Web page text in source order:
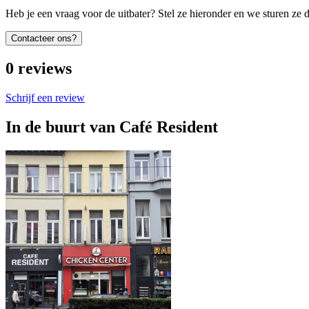
Heb je een vraag voor de uitbater? Stel ze hieronder en we sturen ze
Contacteer ons?
0 reviews
Schrijf een review
In de buurt van Café Resident